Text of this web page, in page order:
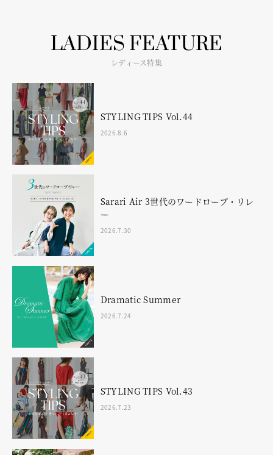
LADIES FEATURE
レディース特集
STYLING TIPS Vol.44
2026.8.6
Sarari Air 3世代のワードローブ・リレ
ー
2026.7.30
Dramatic Summer
2026.7.24
STYLING TIPS Vol.43
2026.7.23